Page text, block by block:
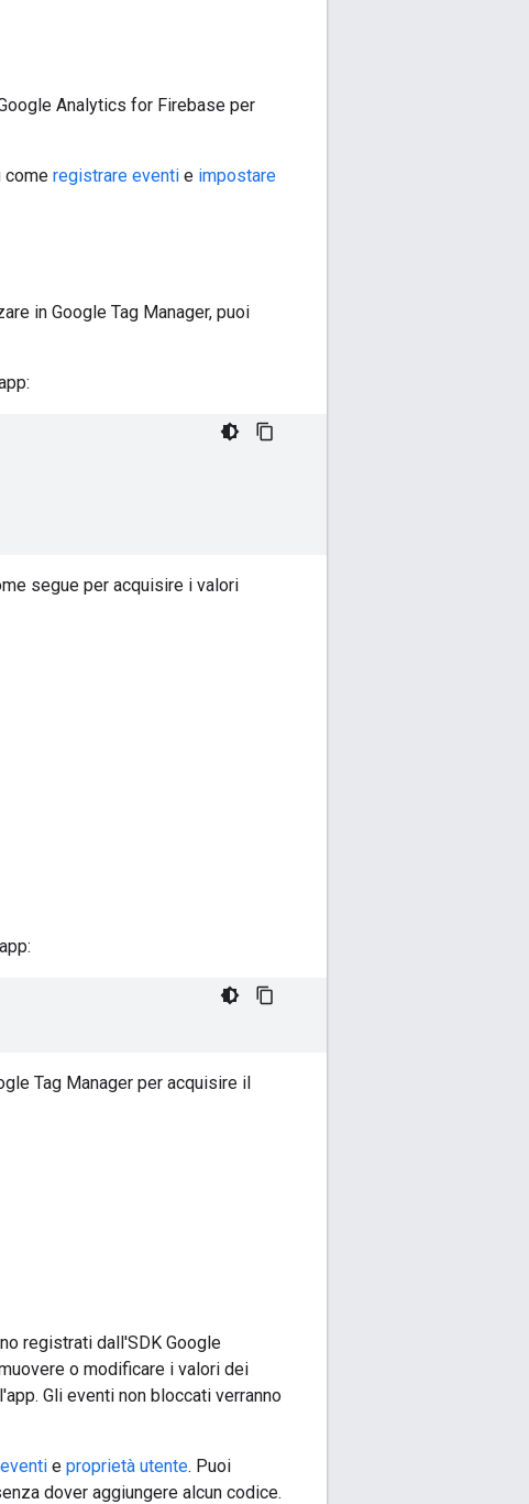
Analytics for Firebase per
come registrare eventi e impostare
in Google Tag Manager, puoi
segue per acquisire i valori
Tag Manager per acquisire il
registrati dall'SDK Google
o modificare i valori dei
Gli eventi non bloccati verranno
eventi e proprietà utente. Puoi
dover aggiungere alcun codice.